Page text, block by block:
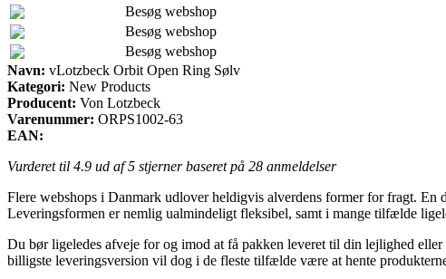
Besøg webshop
Besøg webshop
Besøg webshop
Navn: vLotzbeck Orbit Open Ring Sølv
Kategori: New Products
Producent: Von Lotzbeck
Varenummer: ORPS1002-63
EAN:
Vurderet til 4.9 ud af 5 stjerner baseret på 28 anmeldelser
Flere webshops i Danmark udlover heldigvis alverdens former for fragt. En
Leveringsformen er nemlig ualmindeligt fleksibel, samt i mange tilfælde
Du bør ligeledes afveje for og imod at få pakken leveret til din lejlighed
billigste leveringsversion vil dog i de fleste tilfælde være at hente